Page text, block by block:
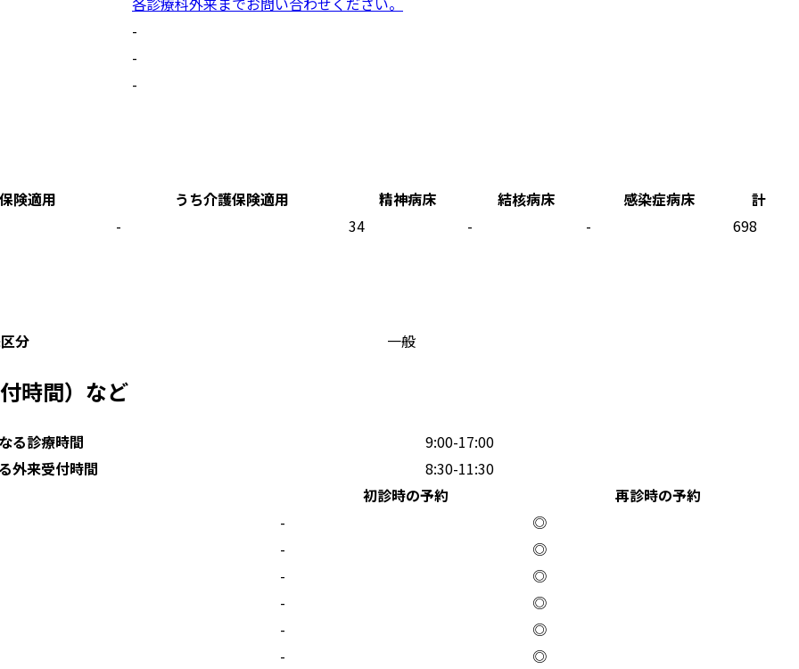
-
-
-
険適用 うち介護保険適用 精神病床 結核病床 感染症病床
計
- 34 - - 698
分 一般
時間）など
る診療時間
9:00-17:00
外来受付時間
8:30-11:30
初診時の予約
再診時の予約
-
◎
-
◎
-
◎
-
◎
-
◎
-
◎